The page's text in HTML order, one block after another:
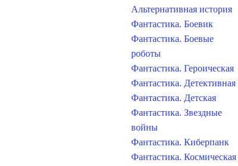
Альтернативная история
Фантастика. Боевик
Фантастика. Боевые
роботы
Фантастика. Героическая
Фантастика. Детективная
Фантастика. Детская
Фантастика. Звездные
войны
Фантастика. Киберпанк
Фантастика. Космическая